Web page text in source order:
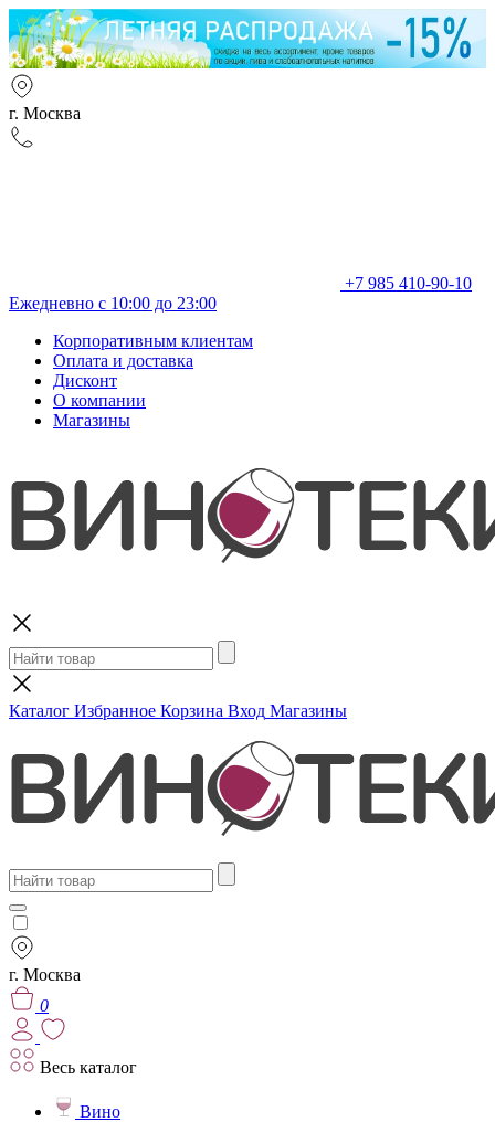
г. Москва
+7 985 410-90-10
Ежедневно с 10:00 до 23:00
Корпоративным клиентам
Оплата и доставка
Дисконт
О компании
Магазины
Каталог Избранное Корзина Вход Магазины
г. Москва
0
Весь каталог
Вино